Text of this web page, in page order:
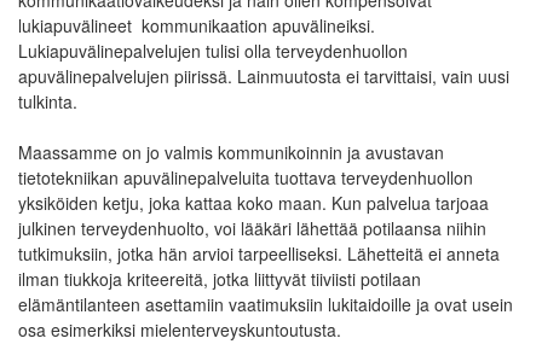
lukiapuvälineet kommunikaation apuvälineiksi.
Lukiapuvälinepalvelujen tulisi olla terveydenhuollon
apuvälinepalvelujen piirissä. Lainmuutosta ei tarvittaisi, vain uusi
tulkinta.
Maassamme on jo valmis kommunikoinnin ja avustavan
tietotekniikan apuvälinepalveluita tuottava terveydenhuollon
yksiköiden ketju, joka kattaa koko maan. Kun palvelua tarjoaa
julkinen terveydenhuolto, voi lääkäri lähettää potilaansa niihin
tutkimuksiin, jotka hän arvioi tarpeelliseksi. Lähetteitä ei anneta
ilman tiukkoja kriteereitä, jotka liittyvät tiiviisti potilaan
elämäntilanteen asettamiin vaatimuksiin lukitaidoille ja ovat usein
osa esimerkiksi mielenterveyskuntoutusta.